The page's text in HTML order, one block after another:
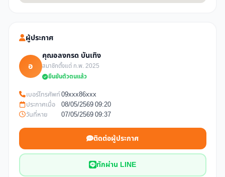
ผู้ประกาศ
อ
คุณอลงกรด บันเทิง
สมาชิกตั้งแต่ ก.พ. 2025
ยืนยันตัวตนแล้ว
เบอร์โทรศัพท์09xxx86xxx
ประกาศเมื่อ
08/05/2569 09:20
วันที่หาย
07/05/2569 09:37
ติดต่อผู้ประกาศ
ทักผ่าน LINE